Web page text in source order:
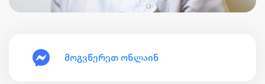
მოგვწერეთ ონლაინ